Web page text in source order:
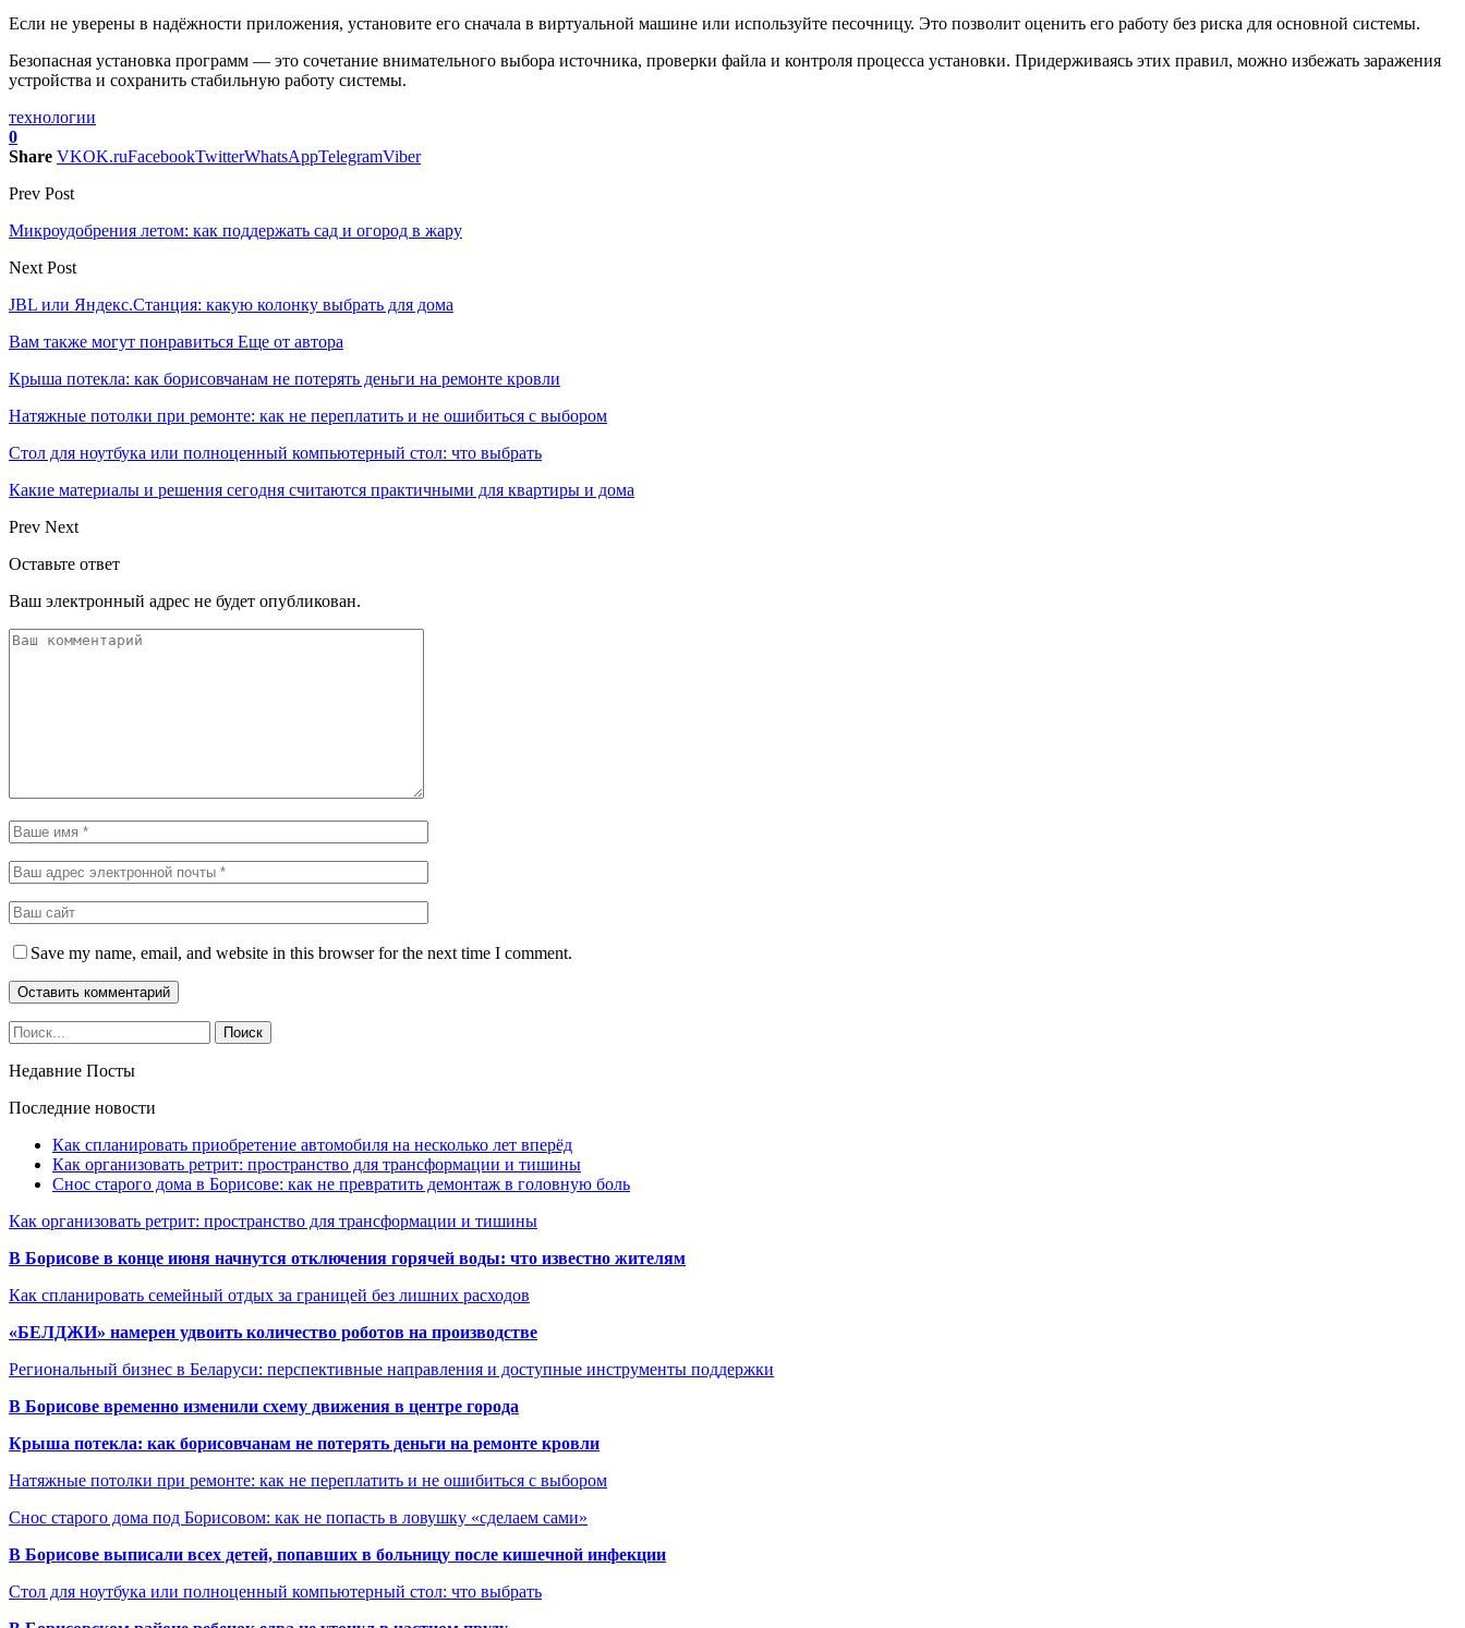
Если не уверены в надёжности приложения, установите его сначала в виртуальной машине или используйте песочницу. Это позволит оценить его работу без риска для основной системы.
Безопасная установка программ — это сочетание внимательного выбора источника, проверки файла и контроля процесса установки. Придерживаясь этих правил, можно избежать заражения
устройства и сохранить стабильную работу системы.
технологии
0
Share VKOK.ruFacebookTwitterWhatsAppTelegramViber
Prev Post
Микроудобрения летом: как поддержать сад и огород в жару
Next Post
JBL или Яндекс.Станция: какую колонку выбрать для дома
Вам также могут понравиться Еще от автора
Крыша потекла: как борисовчанам не потерять деньги на ремонте кровли
Натяжные потолки при ремонте: как не переплатить и не ошибиться с выбором
Стол для ноутбука или полноценный компьютерный стол: что выбрать
Какие материалы и решения сегодня считаются практичными для квартиры и дома
Prev Next
Оставьте ответ
Ваш электронный адрес не будет опубликован.
Save my name, email, and website in this browser for the next time I comment.
Недавние Посты
Последние новости
Как спланировать приобретение автомобиля на несколько лет вперёд
Как организовать ретрит: пространство для трансформации и тишины
Снос старого дома в Борисове: как не превратить демонтаж в головную боль
Как организовать ретрит: пространство для трансформации и тишины
В Борисове в конце июня начнутся отключения горячей воды: что известно жителям
Как спланировать семейный отдых за границей без лишних расходов
«БЕЛДЖИ» намерен удвоить количество роботов на производстве
Региональный бизнес в Беларуси: перспективные направления и доступные инструменты поддержки
В Борисове временно изменили схему движения в центре города
Крыша потекла: как борисовчанам не потерять деньги на ремонте кровли
Натяжные потолки при ремонте: как не переплатить и не ошибиться с выбором
Снос старого дома под Борисовом: как не попасть в ловушку «сделаем сами»
В Борисове выписали всех детей, попавших в больницу после кишечной инфекции
Стол для ноутбука или полноценный компьютерный стол: что выбрать